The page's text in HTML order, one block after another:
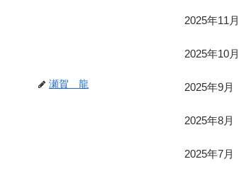
瀬賀 龍
2025年11月
2025年10月
2025年9月
2025年8月
2025年7月